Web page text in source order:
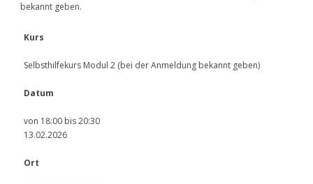
bekannt geben.
Kurs
Selbsthilfekurs Modul 2 (bei der Anmeldung bekannt geben)
Datum
von 18:00 bis 20:30
13.02.2026
Ort